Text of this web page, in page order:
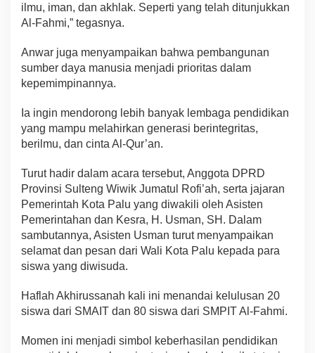
ilmu, iman, dan akhlak. Seperti yang telah ditunjukkan
Al-Fahmi,” tegasnya.
Anwar juga menyampaikan bahwa pembangunan
sumber daya manusia menjadi prioritas dalam
kepemimpinannya.
Ia ingin mendorong lebih banyak lembaga pendidikan
yang mampu melahirkan generasi berintegritas,
berilmu, dan cinta Al-Qur’an.
Turut hadir dalam acara tersebut, Anggota DPRD
Provinsi Sulteng Wiwik Jumatul Rofi’ah, serta jajaran
Pemerintah Kota Palu yang diwakili oleh Asisten
Pemerintahan dan Kesra, H. Usman, SH. Dalam
sambutannya, Asisten Usman turut menyampaikan
selamat dan pesan dari Wali Kota Palu kepada para
siswa yang diwisuda.
Haflah Akhirussanah kali ini menandai kelulusan 20
siswa dari SMAIT dan 80 siswa dari SMPIT Al-Fahmi.
Momen ini menjadi simbol keberhasilan pendidikan